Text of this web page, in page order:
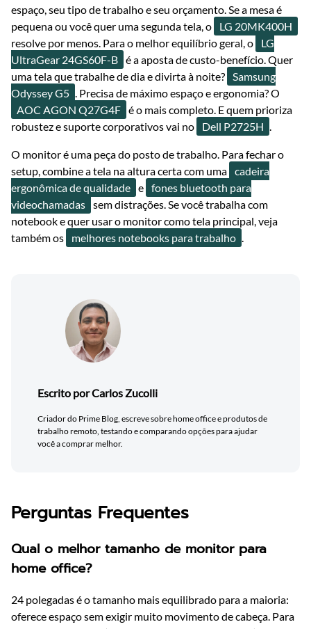
espaço, seu tipo de trabalho e seu orçamento. Se a mesa é
pequena ou você quer uma segunda tela, o
LG 20MK400H
resolve por menos. Para o melhor equilíbrio geral, o
LG
UltraGear 24GS60F-B é a aposta de custo-benefício. Quer
uma tela que trabalhe de dia e divirta à noite? Samsung
Odyssey G5 . Precisa de máximo espaço e ergonomia? O
AOC AGON Q27G4F é o mais completo. E quem prioriza
robustez e suporte corporativos vai no
Dell P2725H .
O monitor é uma peça do posto de trabalho. Para fechar o
setup, combine a tela na altura certa com uma cadeira
ergonômica de qualidade e fones bluetooth para
videochamadas sem distrações. Se você trabalha com
notebook e quer usar o monitor como tela principal, veja
também os
melhores notebooks para trabalho .
Escrito por Carlos Zucolli
Criador do Prime Blog, escreve sobre home office e produtos de
trabalho remoto, testando e comparando opções para ajudar
você a comprar melhor.
Perguntas Frequentes
Qual o melhor tamanho de monitor para
home office?
24 polegadas é o tamanho mais equilibrado para a maioria:
oferece espaço sem exigir muito movimento de cabeça. Para